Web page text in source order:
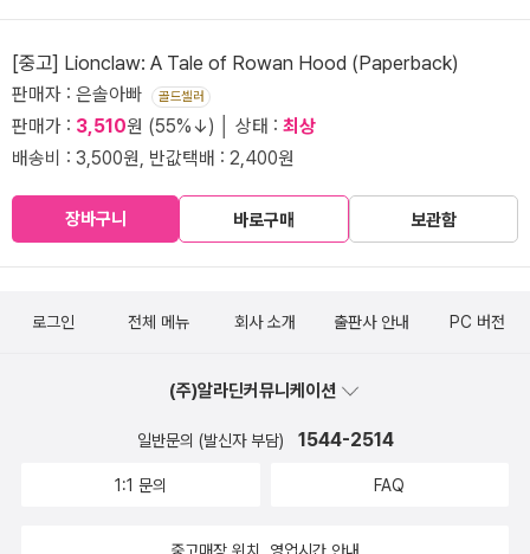
[중고] Lionclaw: A Tale of Rowan Hood (Paperback)
판매자 : 은솔아빠 골드셀러
판매가 : 3,510원 (55%↓) │ 상태 : 최상
배송비 : 3,500원, 반값택배 : 2,400원
장바구니 바로구매 보관함
로그인 전체 메뉴 회사 소개 출판사 안내 PC 버전
(주)알라딘커뮤니케이션
일반문의 (발신자 부담) 1544-2514
1:1 문의 FAQ
중고매장 위치, 영업시간 안내